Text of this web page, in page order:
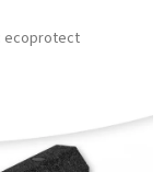
ecoprotect